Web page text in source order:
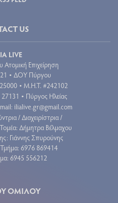
US
LIVE
Επιχείρηση
• ΔΟΥ Πύργου
• Μ.Η.Τ. #242102
• Πύργος Ηλείας
ilialive.gr@gmail.com
/ Διαχειρίστρια /
Δήμητρα Βέλμαχου
Γιάννης Σπυρούνης
6976 869414
6945 556212
ΟΜΙΛΟΥ